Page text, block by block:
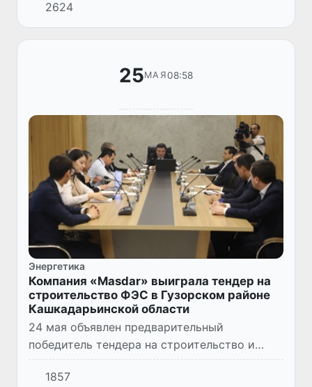
Центральной Азии, подписал соглашение с
компанией Air Products о пе...
2624
25МАЯ08:58
Энергетика
Компания «Masdar» выиграла тендер на
строительство ФЭС в Гузорском районе
Кашкадарьинской области
24 мая объявлен предварительный
победитель тендера на строительство и
эксплуатацию солнечной
фотоэлектрической станции мощностью 300
1857